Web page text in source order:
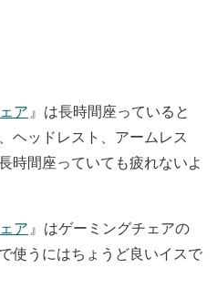
ア』は長時間座っていると
ヘッドレスト、アームレス
時間座っていても疲れないよ
ア』はゲーミングチェアの
使うにはちょうど良いイスで